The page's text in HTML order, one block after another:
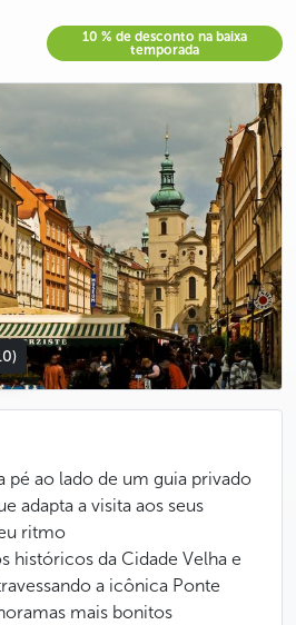
10 % de desconto na baixa
temporada
pé ao lado de um guia privado
adapta a visita aos seus
ritmo
históricos da Cidade Velha e
a icônica Ponte
mais bonitos